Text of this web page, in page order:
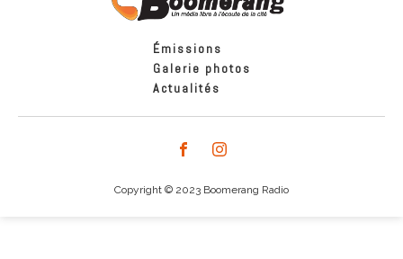
Émissions
Galerie photos
Actualités
Copyright © 2023 Boomerang Radio